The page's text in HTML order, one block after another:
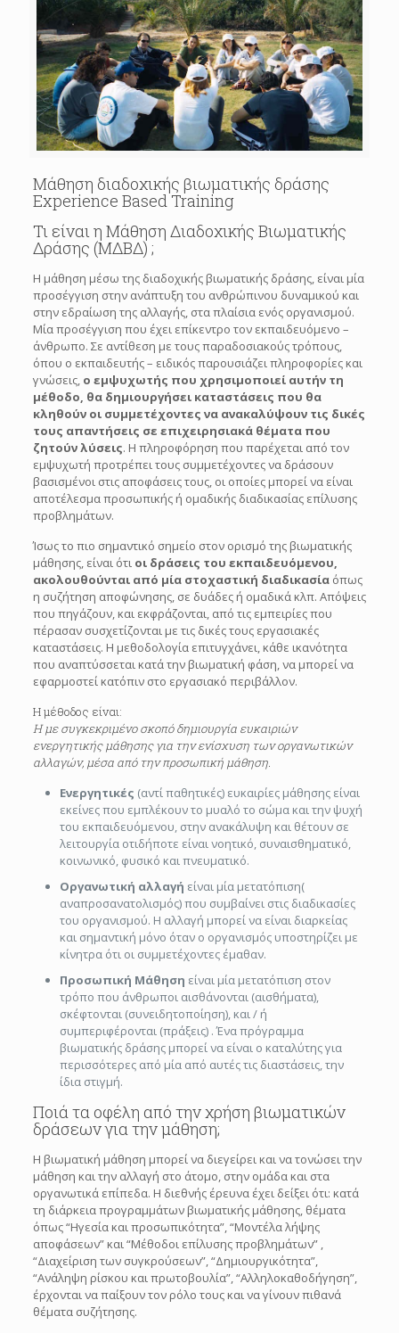
Μάθηση διαδοχικής βιωματικής δράσης
Experience Based Training
Τι είναι η Mάθηση Διαδοχικής Βιωματικής
Δράσης (ΜΔΒΔ) ;
Η μάθηση μέσω της διαδοχικής βιωματικής δράσης, είναι μία
προσέγγιση στην ανάπτυξη του ανθρώπινου δυναμικού και
στην εδραίωση της αλλαγής, στα πλαίσια ενός οργανισμού.
Μία προσέγγιση που έχει επίκεντρο τον εκπαιδευόμενο –
άνθρωπο. Σε αντίθεση με τους παραδοσιακούς τρόπους,
όπου ο εκπαιδευτής – ειδικός παρουσιάζει πληροφορίες και
γνώσεις, ο εμψυχωτής που χρησιμοποιεί αυτήν τη
μέθοδο, θα δημιουργήσει καταστάσεις που θα
κληθούν οι συμμετέχοντες να ανακαλύψουν τις δικές
τους απαντήσεις σε επιχειρησιακά θέματα που
ζητούν λύσεις. Η πληροφόρηση που παρέχεται από τον
εμψυχωτή προτρέπει τους συμμετέχοντες να δράσουν
βασισμένοι στις αποφάσεις τους, οι οποίες μπορεί να είναι
αποτέλεσμα προσωπικής ή ομαδικής διαδικασίας επίλυσης
προβλημάτων.
Ίσως το πιο σημαντικό σημείο στον ορισμό της βιωματικής
μάθησης, είναι ότι οι δράσεις του εκπαιδευόμενου,
ακολουθούνται από μία στοχαστική διαδικασίαόπως
η συζήτηση αποφώνησης, σε δυάδες ή ομαδικά κλπ. Απόψεις
που πηγάζουν, και εκφράζονται, από τις εμπειρίες που
πέρασαν συσχετίζονται με τις δικές τους εργασιακές
καταστάσεις. Η μεθοδολογία επιτυγχάνει, κάθε ικανότητα
που αναπτύσσεται κατά την βιωματική φάση, να μπορεί να
εφαρμοστεί κατόπιν στο εργασιακό περιβάλλον.
Η μέθοδος είναι:
Η με συγκεκριμένο σκοπό δημιουργία ευκαιριών
ενεργητικής μάθησης για την ενίσχυση των οργανωτικών
αλλαγών, μέσα από την προσωπική μάθηση.
Ενεργητικές (αντί παθητικές) ευκαιρίες μάθησης είναι
εκείνες που εμπλέκουν το μυαλό το σώμα και την ψυχή
του εκπαιδευόμενου, στην ανακάλυψη και θέτουν σε
λειτουργία οτιδήποτε είναι νοητικό, συναισθηματικό,
κοινωνικό, φυσικό και πνευματικό.
Οργανωτική αλλαγή είναι μία μετατόπιση(
αναπροσανατολισμός) που συμβαίνει στις διαδικασίες
του οργανισμού. Η αλλαγή μπορεί να είναι διαρκείας
και σημαντική μόνο όταν ο οργανισμός υποστηρίζει με
κίνητρα ότι οι συμμετέχοντες έμαθαν.
Προσωπική Μάθηση είναι μία μετατόπιση στον
τρόπο που άνθρωποι αισθάνονται (αισθήματα),
σκέφτονται (συνειδητοποίηση), και / ή
συμπεριφέρονται (πράξεις) . Ένα πρόγραμμα
βιωματικής δράσης μπορεί να είναι ο καταλύτης για
περισσότερες από μία από αυτές τις διαστάσεις, την
ίδια στιγμή.
Ποιά τα οφέλη από την χρήση βιωματικών
δράσεων για την μάθηση;
Η βιωματική μάθηση μπορεί να διεγείρει και να τονώσει την
μάθηση και την αλλαγή στο άτομο, στην ομάδα και στα
οργανωτικά επίπεδα. Η διεθνής έρευνα έχει δείξει ότι: κατά
τη διάρκεια προγραμμάτων βιωματικής μάθησης, θέματα
όπως “Ηγεσία και προσωπικότητα”, “Μοντέλα λήψης
αποφάσεων” και “Μέθοδοι επίλυσης προβλημάτων” ,
“Διαχείριση των συγκρούσεων”, “Δημιουργικότητα”,
“Ανάληψη ρίσκου και πρωτοβουλία”, “Αλληλοκαθοδήγηση”,
έρχονται να παίξουν τον ρόλο τους και να γίνουν πιθανά
θέματα συζήτησης.